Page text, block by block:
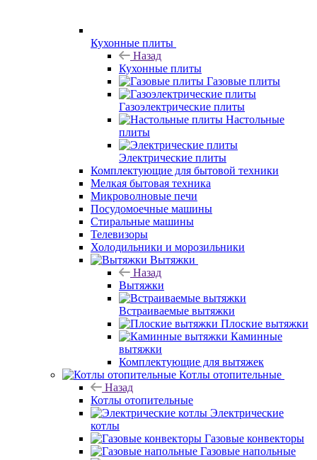
Кухонные плиты
Назад
Кухонные плиты
Газовые плиты
Газоэлектрические плиты
Настольные
плиты
Электрические плиты
Комплектующие для бытовой техники
Мелкая бытовая техника
Микроволновые печи
Посудомоечные машины
Стиральные машины
Телевизоры
Холодильники и морозильники
Вытяжки
Назад
Вытяжки
Встраиваемые вытяжки
Плоские вытяжки
Каминные
вытяжки
Комплектующие для вытяжек
Котлы отопительные
Назад
Котлы отопительные
Электрические
котлы
Газовые конвекторы
Газовые напольные